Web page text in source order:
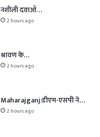
नशीली दवाओं…
2 hours ago
श्रावण के…
2 hours ago
Maharajganj:डीएम-एसपी ने…
2 hours ago